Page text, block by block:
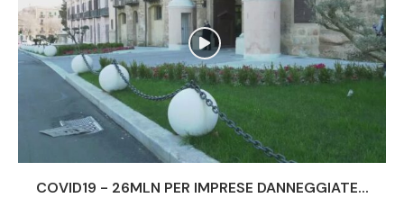
COVID19 - 26MLN PER IMPRESE DANNEGGIATE...